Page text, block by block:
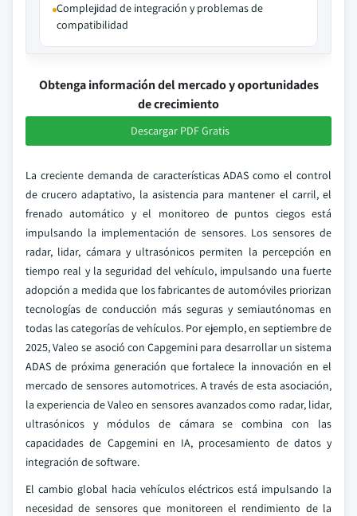
Complejidad de integración y problemas de
compatibilidad
Obtenga información del mercado y oportunidades
de crecimiento
Descargar PDF Gratis
La creciente demanda de características ADAS como el control
de crucero adaptativo, la asistencia para mantener el carril, el
frenado automático y el monitoreo de puntos ciegos está
impulsando la implementación de sensores. Los sensores de
radar, lidar, cámara y ultrasónicos permiten la percepción en
tiempo real y la seguridad del vehículo, impulsando una fuerte
adopción a medida que los fabricantes de automóviles priorizan
tecnologías de conducción más seguras y semiautónomas en
todas las categorías de vehículos. Por ejemplo, en septiembre de
2025, Valeo se asoció con Capgemini para desarrollar un sistema
ADAS de próxima generación que fortalece la innovación en el
mercado de sensores automotrices. A través de esta asociación,
la experiencia de Valeo en sensores avanzados como radar, lidar,
ultrasónicos y módulos de cámara se combina con las
capacidades de Capgemini en IA, procesamiento de datos y
integración de software.
El cambio global hacia vehículos eléctricos está impulsando la
necesidad de sensores que monitoreen el rendimiento de la